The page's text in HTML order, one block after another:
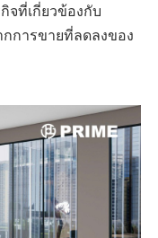
จที่เกี่ยวข้องกับ
การขายที่ลดลงของ